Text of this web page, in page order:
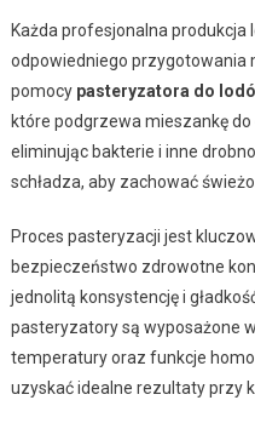
Każda profesjonalna produkcja
odpowiedniego przygotowania
pomocy pasteryzatora do
które podgrzewa mieszankę
eliminując bakterie i inne
schładza, aby zachować
Proces pasteryzacji jest
bezpieczeństwo zdrowotne
jednolitą konsystencję i
pasteryzatory są wyposażone
temperatury oraz funkcje
uzyskać idealne rezultaty przy